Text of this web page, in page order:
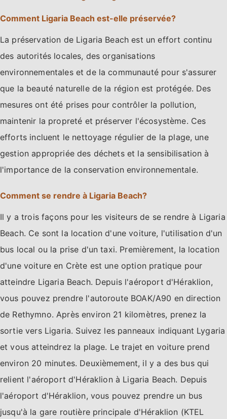
Comment Ligaria Beach est-elle préservée?
La préservation de Ligaria Beach est un effort continu
des autorités locales, des organisations
environnementales et de la communauté pour s'assurer
que la beauté naturelle de la région est protégée. Des
mesures ont été prises pour contrôler la pollution,
maintenir la propreté et préserver l'écosystème. Ces
efforts incluent le nettoyage régulier de la plage, une
gestion appropriée des déchets et la sensibilisation à
l'importance de la conservation environnementale.
Comment se rendre à Ligaria Beach?
Il y a trois façons pour les visiteurs de se rendre à Ligaria
Beach. Ce sont la location d'une voiture, l'utilisation d'un
bus local ou la prise d'un taxi. Premièrement, la location
d'une voiture en Crète est une option pratique pour
atteindre Ligaria Beach. Depuis l'aéroport d'Héraklion,
vous pouvez prendre l'autoroute BOAK/A90 en direction
de Rethymno. Après environ 21 kilomètres, prenez la
sortie vers Ligaria. Suivez les panneaux indiquant Lygaria
et vous atteindrez la plage. Le trajet en voiture prend
environ 20 minutes. Deuxièmement, il y a des bus qui
relient l'aéroport d'Héraklion à Ligaria Beach. Depuis
l'aéroport d'Héraklion, vous pouvez prendre un bus
jusqu'à la gare routière principale d'Héraklion (KTEL